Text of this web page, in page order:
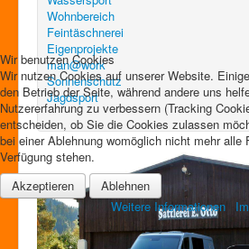
Wohnbereich
Feintäschnerei
Eigenprojekte
man@work
Sonnenschutz
Jagdsport
Wir benutzen Cookies
Wir nutzen Cookies auf unserer Website.
den Betrieb der Seite, während andere uns
Nutzererfahrung zu verbessern (Tracking
entscheiden, ob Sie die Cookies zulassen
bei einer Ablehnung womöglich nicht mehr
Verfügung stehen.
Akzeptieren
Ablehnen
Weitere Informationen|